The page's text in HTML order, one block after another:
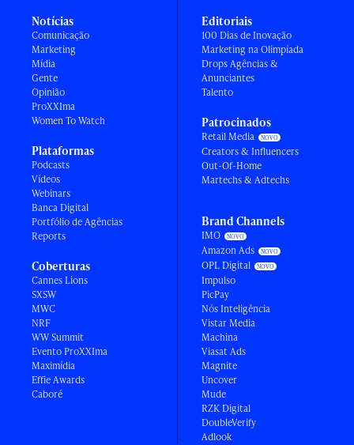
Notícias
Comunicação
Marketing
Mídia
Gente
Opinião
ProXXIma
Women To Watch
Plataformas
Podcasts
Vídeos
Webinars
Banca Digital
Portfólio de Agências
Reports
Coberturas
Cannes Lions
SXSW
MWC
NRF
WW Summit
Evento ProXXIma
Maximídia
Effie Awards
Caboré
Editoriais
100 Dias de Inovação
Marketing na Olimpíada
Drops Agências &
Anunciantes
Talento
Patrocinados
Retail Media
Creators & Influencers
Out-Of-Home
Martechs & Adtechs
Brand Channels
IMO
Amazon Ads
OPL Digital
Impulso
PicPay
Nós Inteligência
Vistar Media
Machina
Viasat Ads
Magnite
Uncover
Mude
RZK Digital
DoubleVerify
Adlook